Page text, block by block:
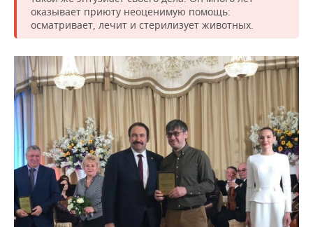
оказывает приюту неоценимую помощь:
осматривает, лечит и стерилизует животных.